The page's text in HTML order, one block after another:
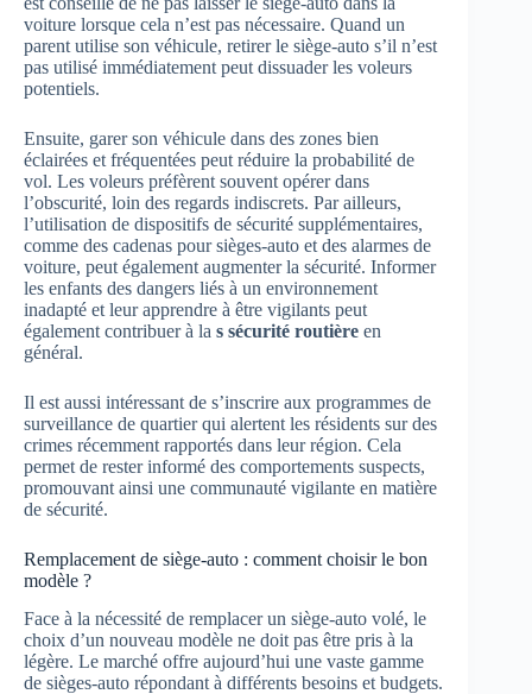
voiture lorsque cela n’est pas nécessaire. Quand un
parent utilise son véhicule, retirer le siège-auto s’il n’est
pas utilisé immédiatement peut dissuader les voleurs
potentiels.
Ensuite, garer son véhicule dans des zones bien
éclairées et fréquentées peut réduire la probabilité de
vol. Les voleurs préfèrent souvent opérer dans
l’obscurité, loin des regards indiscrets. Par ailleurs,
l’utilisation de dispositifs de sécurité supplémentaires,
comme des cadenas pour sièges-auto et des alarmes de
voiture, peut également augmenter la sécurité. Informer
les enfants des dangers liés à un environnement
inadapté et leur apprendre à être vigilants peut
également contribuer à la s sécurité routière en
général.
Il est aussi intéressant de s’inscrire aux programmes de
surveillance de quartier qui alertent les résidents sur des
crimes récemment rapportés dans leur région. Cela
permet de rester informé des comportements suspects,
promouvant ainsi une communauté vigilante en matière
de sécurité.
Remplacement de siège-auto : comment choisir le bon
modèle ?
Face à la nécessité de remplacer un siège-auto volé, le
choix d’un nouveau modèle ne doit pas être pris à la
légère. Le marché offre aujourd’hui une vaste gamme
de sièges-auto répondant à différents besoins et budgets.